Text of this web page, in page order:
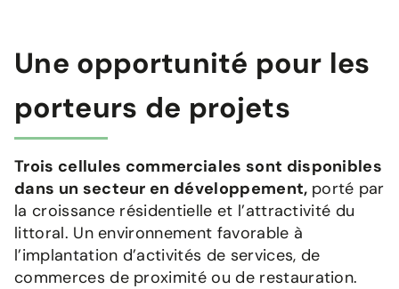
Une opportunité pour les
porteurs de projets
Trois cellules commerciales sont disponibles
dans un secteur en développement, porté par
la croissance résidentielle et l’attractivité du
littoral. Un environnement favorable à
l’implantation d’activités de services, de
commerces de proximité ou de restauration.